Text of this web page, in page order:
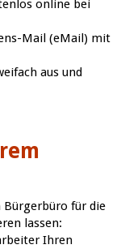
online bei
Mail (eMail) mit
aus und
Bürgerbüro für die
lassen:
Ihren